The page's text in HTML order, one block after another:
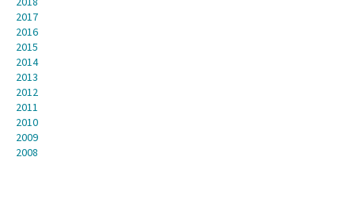
2017
2016
2015
2014
2013
2012
2011
2010
2009
2008